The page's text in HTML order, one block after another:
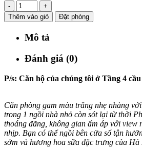
-
+
Thêm vào giỏ
Đặt phòng
Mô tả
Đánh giá (0)
P/s: Căn hộ của chúng tôi ở Tầng 4
Căn phòng gam màu trắng nhẹ nhàng
trong 1 ngồi nhà nhỏ còn sót lại từ thời
thoáng đãng, không gian ấm áp với view
nhịp. Bạn có thể ngồi bên cửa sổ tận
sớm và hương hoa sữa đặc trưng của Hà